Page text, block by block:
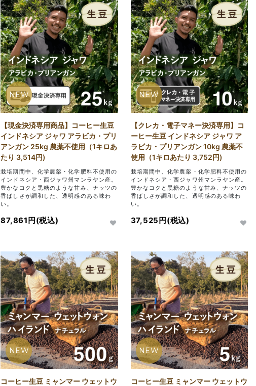
NEW
【現金決済専用商品】コーヒー生豆
インドネシア ジャワ アラビカ・プリ
アンガン 25kg 農薬不使用（1キロあ
たり 3,514円)
栽培期間中、化学農薬・化学肥料不使用の
インドネシア・西ジャワ州マンラヤン産。
豊かなコクと黒糖のような甘み、ナッツの
香ばしさが調和した、透明感のある味わ
い。
87,861円(税込)
NEW
【クレカ・電子マネー決済専用】コ
ーヒー生豆 インドネシア ジャワ ア
ラビカ・プリアンガン 10kg 農薬不
使用（1キロあたり 3,752円)
栽培期間中、化学農薬・化学肥料不使用の
インドネシア・西ジャワ州マンラヤン産。
豊かなコクと黒糖のような甘み、ナッツの
香ばしさが調和した、透明感のある味わ
い。
37,525円(税込)
NEW
コーヒー生豆 ミャンマー ウェットウ
NEW
コーヒー生豆 ミャンマー ウェットウ